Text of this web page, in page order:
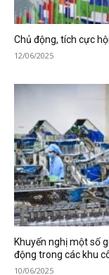
Chủ động, tích cực
12/06/2025
Khuyến nghị một số
động trong các khu
10/06/2025